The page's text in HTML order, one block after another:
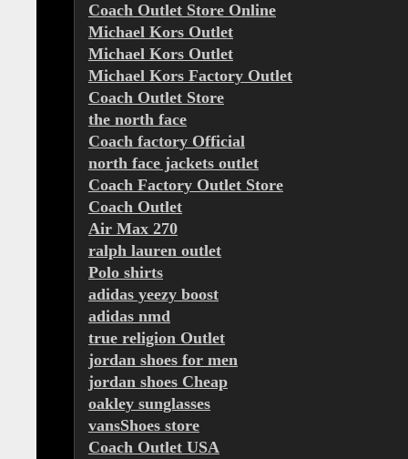
Coach Outlet Store Online
Michael Kors Outlet
Michael Kors Outlet
Michael Kors Factory Outlet
Coach Outlet Store
the north face
Coach factory Official
north face jackets outlet
Coach Factory Outlet Store
Coach Outlet
Air Max 270
ralph lauren outlet
Polo shirts
adidas yeezy boost
adidas nmd
true religion Outlet
jordan shoes for men
jordan shoes Cheap
oakley sunglasses
vansShoes store
Coach Outlet USA